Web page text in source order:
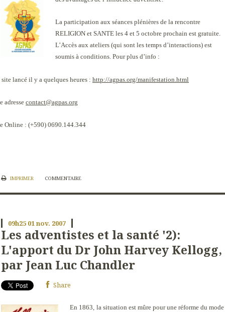
La participation aux séances plénières de la rencontre
RELIGION et SANTE les 4 et 5 octobre prochain est gratuite.
L’Accès aux ateliers (qui sont les temps d’interactions) est
soumis à conditions. Pour plus d’info :
site lancé il y a quelques heures : http://agpas.org/manifestation.html
adresse contact@agpas.org
Online : (+590) 0690.144.344
IMPRIMER COMMENTAIRE
09h25 01nov. 2007
Les adventistes et la santé '2):
L'apport du Dr John Harvey Kellogg,
par Jean Luc Chandler
Share
En 1863, la situation est mûre pour une réforme du mode